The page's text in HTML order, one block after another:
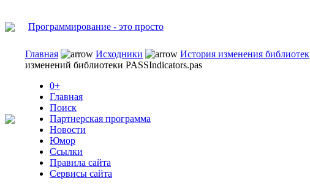
Программирование - это просто
Главная Исходники История изменения библиотек
изменений библиотеки PASSIndicators.pas
0+
Главная
Поиск
Партнерская программа
Новости
Юмор
Ссылки
Правила сайта
Сервисы сайта